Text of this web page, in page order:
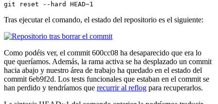
git reset --hard HEAD~1
Tras ejecutar el comando, el estado del repositorio es el siguiente:
Como podéis ver, el commit 600cc08 ha desaparecido que era lo
que queríamos. Además, la rama activa se ha desplazado un commit
hacia abajo y nuestro área de trabajo ha quedado en el estado del
commit 6eb9f2d. Los tests funcionales que estaban en el commit se
han perdido y tendríamos que recurrir al reflog para recuperarlos.